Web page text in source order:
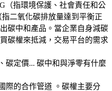
（指環境保護、社會責任和公
二氧化碳排放量達到平衡正
碳中和產品。當企業自身減碳
碳權來抵減，交易平台的需求
碳定價... 碳中和與淨零有什麼
際的合作管道 。碳權主要分